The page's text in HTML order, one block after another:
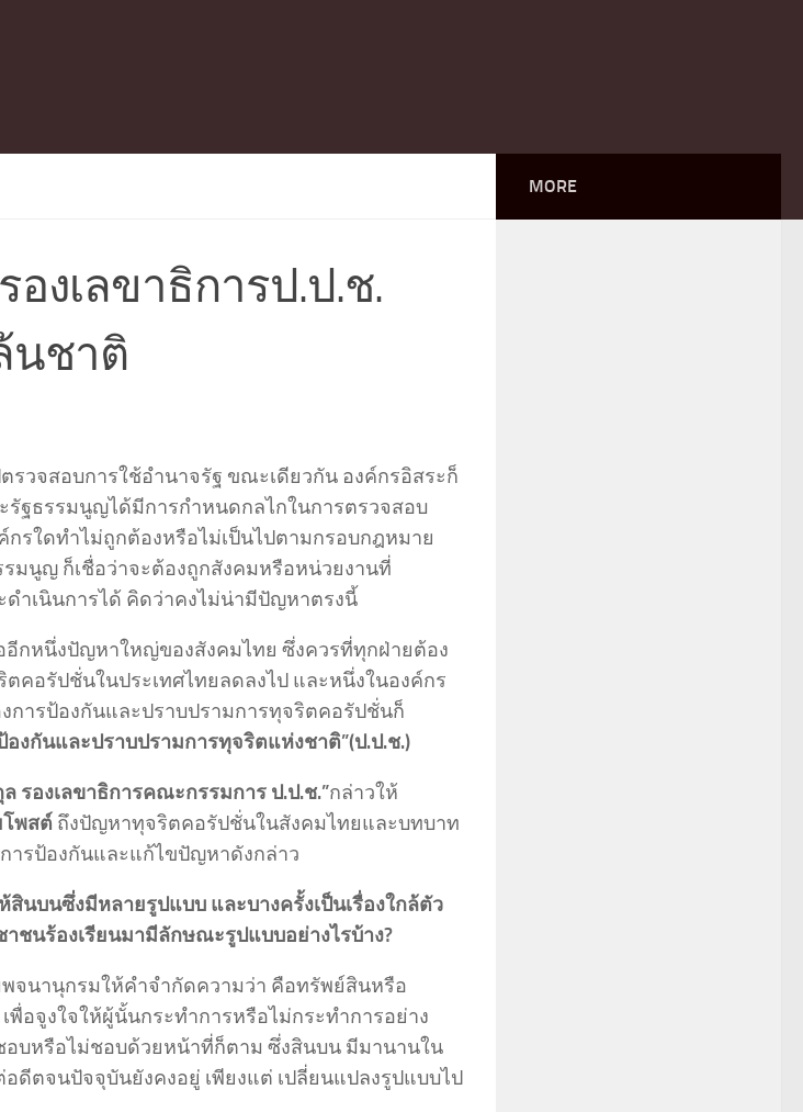
งเลขาธิการป.ป.ช.
นชาติ
รวจสอบการใช้อำนาจรัฐ ขณะเดียวกัน องค์กรอิสระก็
รัฐธรรมนูญได้มีการกำหนดกลไกในการตรวจสอบ
กรใดทำไม่ถูกต้องหรือไม่เป็นไปตามกรอบกฎหมาย
มนูญ ก็เชื่อว่าจะต้องถูกสังคมหรือหน่วยงานที่
ดำเนินการได้ คิดว่าคงไม่น่ามีปัญหาตรงนี้
อีกหนึ่งปัญหาใหญ่ของสังคมไทย ซึ่งควรที่ทุกฝ่ายต้อง
คอรัปชั่นในประเทศไทยลดลงไป และหนึ่งในองค์กร
ารป้องกันและปราบปรามการทุจริตคอรัปชั่นก็
งกันและปราบปรามการทุจริตแห่งชาติ”(ป.ป.ช.)
รองเลขาธิการคณะกรรมการ ป.ป.ช.”กล่าวให้
พสต์ ถึงปัญหาทุจริตคอรัปชั่นในสังคมไทยและบทบาท
ารป้องกันและแก้ไขปัญหาดังกล่าว
นบนซึ่งมีหลายรูปแบบ และบางครั้งเป็นเรื่องใกล้ตัว
ชนร้องเรียนมามีลักษณะรูปแบบอย่างไรบ้าง?
จนานุกรมให้คำจำกัดความว่า คือทรัพย์สินหรือ
อจูงใจให้ผู้นั้นกระทำการหรือไม่กระทำการอย่าง
อบหรือไม่ชอบด้วยหน้าที่ก็ตาม ซึ่งสินบน มีมานานใน
ดีตจนปัจจุบันยังคงอยู่ เพียงแต่ เปลี่ยนแปลงรูปแบบไป
MORE